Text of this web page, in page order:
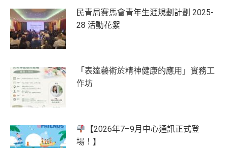
民青局賽馬會青年生涯規劃計劃 2025-
28 活動花絮
「表達藝術於精神健康的應用」實務工
作坊
【2026年7–9月中心通訊正式登
場！】